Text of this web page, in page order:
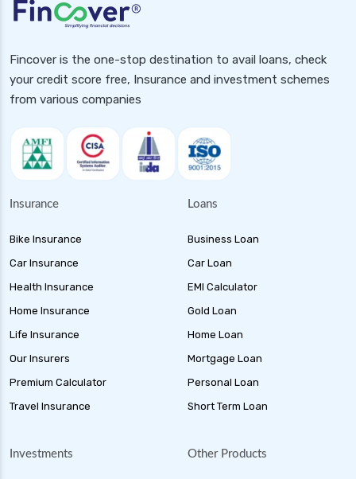
Fincover is the one-stop destination to avail loans, check
your credit score free, Insurance and investment schemes
from various companies
Insurance
Bike Insurance
Car Insurance
Health Insurance
Home Insurance
Life Insurance
Our Insurers
Premium Calculator
Travel Insurance
Loans
Business Loan
Car Loan
EMI Calculator
Gold Loan
Home Loan
Mortgage Loan
Personal Loan
Short Term Loan
Investments Other Products